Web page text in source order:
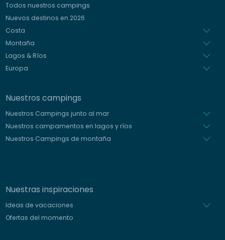
Todos nuestros campings
Nuevos destinos en 2026
Costa
Montaña
Lagos & Ríos
Europa
Nuestros campings
Nuestros Campings junto al mar
Nuestros campamentos en lagos y ríos
Nuestros Campings de montaña
Nuestras inspiraciones
Ideas de vacaciones
Ofertas del momento